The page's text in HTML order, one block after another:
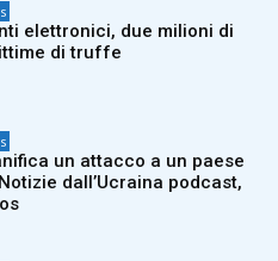
elettronici, due milioni di
di truffe
un attacco a un paese
dall’Ucraina podcast,